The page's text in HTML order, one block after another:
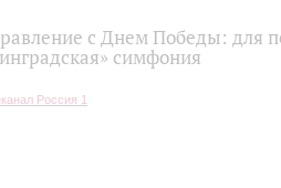
с Днем Победы: для
симфония